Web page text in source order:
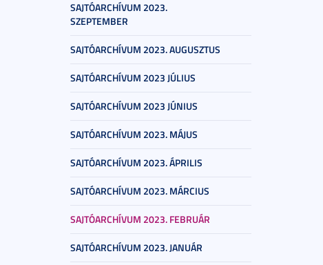
SAJTÓARCHÍVUM 2023.
SZEPTEMBER
SAJTÓARCHÍVUM 2023. AUGUSZTUS
SAJTÓARCHÍVUM 2023 JÚLIUS
SAJTÓARCHÍVUM 2023 JÚNIUS
SAJTÓARCHÍVUM 2023. MÁJUS
SAJTÓARCHÍVUM 2023. ÁPRILIS
SAJTÓARCHÍVUM 2023. MÁRCIUS
SAJTÓARCHÍVUM 2023. FEBRUÁR
SAJTÓARCHÍVUM 2023. JANUÁR